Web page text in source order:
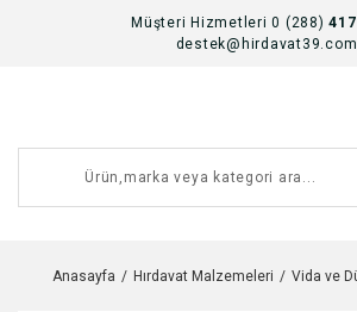
Müşteri Hizmetleri 0 (288)
destek@hirdavat39.com
Anasayfa Hırdavat Malzemeleri Vida ve